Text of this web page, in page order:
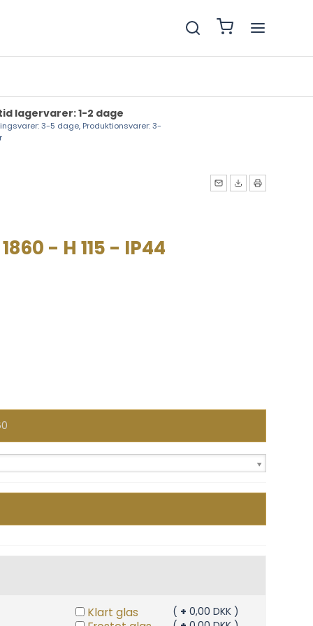
lagervarer: 1-2 dage
3-5 dage, Produktionsvarer: 3-
- H 115 - IP44
Klart glas ( + 0,00 DKK )